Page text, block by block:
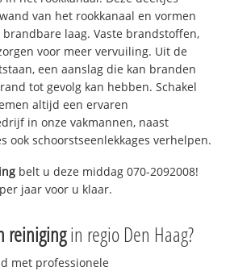
van het rookkanaal en vormen
laag. Vaste brandstoffen,
voor meer vervuiling. Uit de
een aanslag die kan branden
tot gevolg kan hebben. Schakel
altijd een ervaren
in onze vakmannen, naast
ook schoorstseenlekkages verhelpen.
belt u deze middag 070-2092008!
jaar voor u klaar.
reinigingin regio Den Haag?
met professionele